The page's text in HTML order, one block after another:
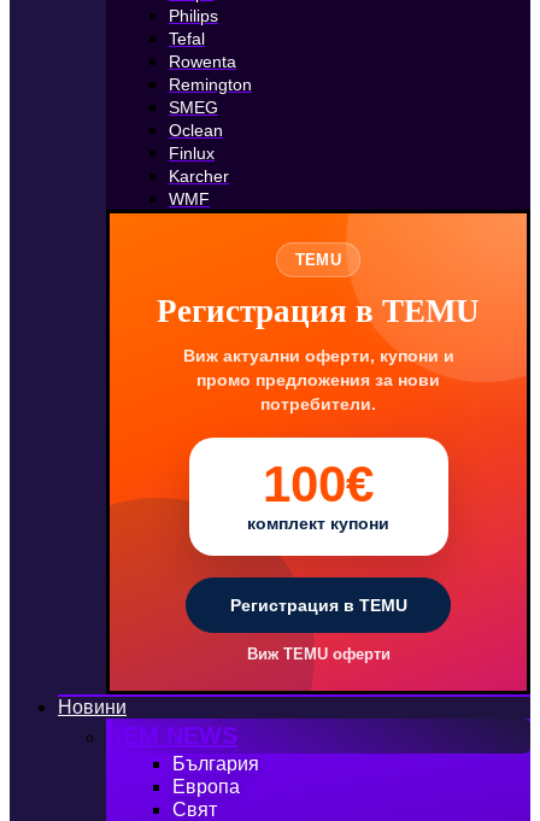
Philips
Tefal
Rowenta
Remington
SMEG
Oclean
Finlux
Karcher
WMF
TEMU
Регистрация в TEMU
Виж актуални оферти, купони и
промо предложения за нови
потребители.
100€
комплект купони
Регистрация в TEMU
Виж TEMU оферти
Новини
iEM NEWS
България
Европа
Свят